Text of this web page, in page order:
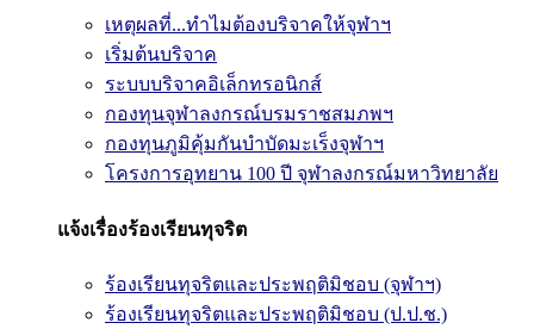
เหตุผลที่...ทำไมต้องบริจาคให้จุฬาฯ
เริ่มต้นบริจาค
ระบบบริจาคอิเล็กทรอนิกส์
กองทุนจุฬาลงกรณ์บรมราชสมภพฯ
กองทุนภูมิคุ้มกันบำบัดมะเร็งจุฬาฯ
โครงการอุทยาน 100 ปี จุฬาลงกรณ์มหาวิทยาลัย
แจ้งเรื่องร้องเรียนทุจริต
ร้องเรียนทุจริตและประพฤติมิชอบ (จุฬาฯ)
ร้องเรียนทุจริตและประพฤติมิชอบ (ป.ป.ช.)